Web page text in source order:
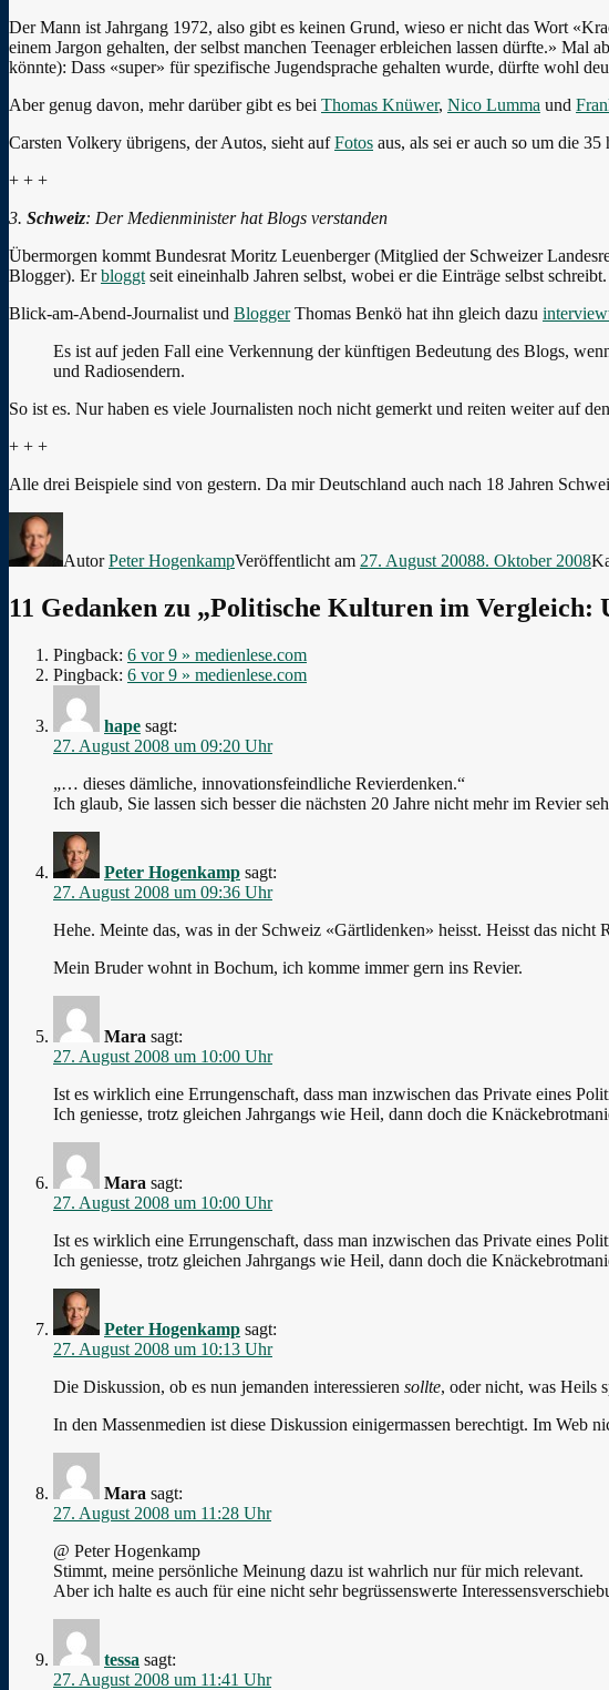
Der Mann ist Jahrgang 1972, also gibt es keinen Grund, wieso er nicht das Wort
einem Jargon gehalten, der selbst manchen Teenager erbleichen lassen dürfte.»
könnte): Dass «super» für spezifische Jugendsprache gehalten wurde, dürfte wohl
Aber genug davon, mehr darüber gibt es bei Thomas Knüwer, Nico Lumma und
Carsten Volkery übrigens, der Autos, sieht aufFotos aus, als sei er auch so um die 35
+ + +
3. Schweiz: Der Medienminister hat Blogs verstanden
Übermorgen kommt Bundesrat Moritz Leuenberger (Mitglied der Schweizer
Blogger). Erbloggt seit eineinhalb Jahren selbst, wobei er die Einträge selbst
Blick-am-Abend-Journalist und BloggerThomas Benkö hat ihn gleich dazu
Es ist auf jeden Fall eine Verkennung der künftigen Bedeutung des Blogs,
und Radiosendern.
So ist es. Nur haben es viele Journalisten noch nicht gemerkt und reiten weiter auf
+ + +
Alle drei Beispiele sind von gestern. Da mir Deutschland auch nach 18 Jahren
AutorPeter HogenkampVeröffentlicht am 27. August 20088. Oktober 2008
11 Gedanken zu „Politische Kulturen im Vergleich:
Pingback: 6 vor 9 » medienlese.com
Pingback: 6 vor 9 » medienlese.com
hape sagt:
27. August 2008 um 09:20 Uhr
„… dieses dämliche, innovationsfeindliche Revierdenken.“
Ich glaub, Sie lassen sich besser die nächsten 20 Jahre nicht mehr im Revier
Peter Hogenkamp sagt:
27. August 2008 um 09:36 Uhr
Hehe. Meinte das, was in der Schweiz «Gärtlidenken» heisst. Heisst das nicht
Mein Bruder wohnt in Bochum, ich komme immer gern ins Revier.
Mara sagt:
27. August 2008 um 10:00 Uhr
Ist es wirklich eine Errungenschaft, dass man inzwischen das Private eines
Ich geniesse, trotz gleichen Jahrgangs wie Heil, dann doch die
Mara sagt:
27. August 2008 um 10:00 Uhr
Ist es wirklich eine Errungenschaft, dass man inzwischen das Private eines
Ich geniesse, trotz gleichen Jahrgangs wie Heil, dann doch die
Peter Hogenkamp sagt:
27. August 2008 um 10:13 Uhr
Die Diskussion, ob es nun jemanden interessieren sollte, oder nicht, was Heils
In den Massenmedien ist diese Diskussion einigermassen berechtigt. Im Web
Mara sagt:
27. August 2008 um 11:28 Uhr
@ Peter Hogenkamp
Stimmt, meine persönliche Meinung dazu ist wahrlich nur für mich relevant.
Aber ich halte es auch für eine nicht sehr begrüssenswerte
tessa sagt:
27. August 2008 um 11:41 Uhr